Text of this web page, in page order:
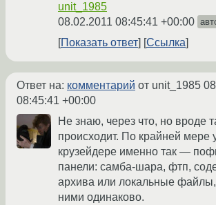
unit_1985
08.02.2011 08:45:41 +00:00
Показать ответ Ссылка
Ответ на: комментарий от unit_1985
08:45:41 +00:00
Не знаю, через что, но вроде
происходит. По крайней мере
крузейдере именно так —
панели: самба-шара, фтп,
архива или локальные
ними одинаково.